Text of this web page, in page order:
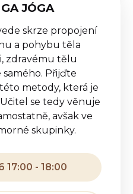
JÓGA
skrze propojení
a pohybu těla
zdravému tělu
Přijďte
metody, která je
se tedy věnuje
avšak ve
skupinky.
17:00 - 18:00